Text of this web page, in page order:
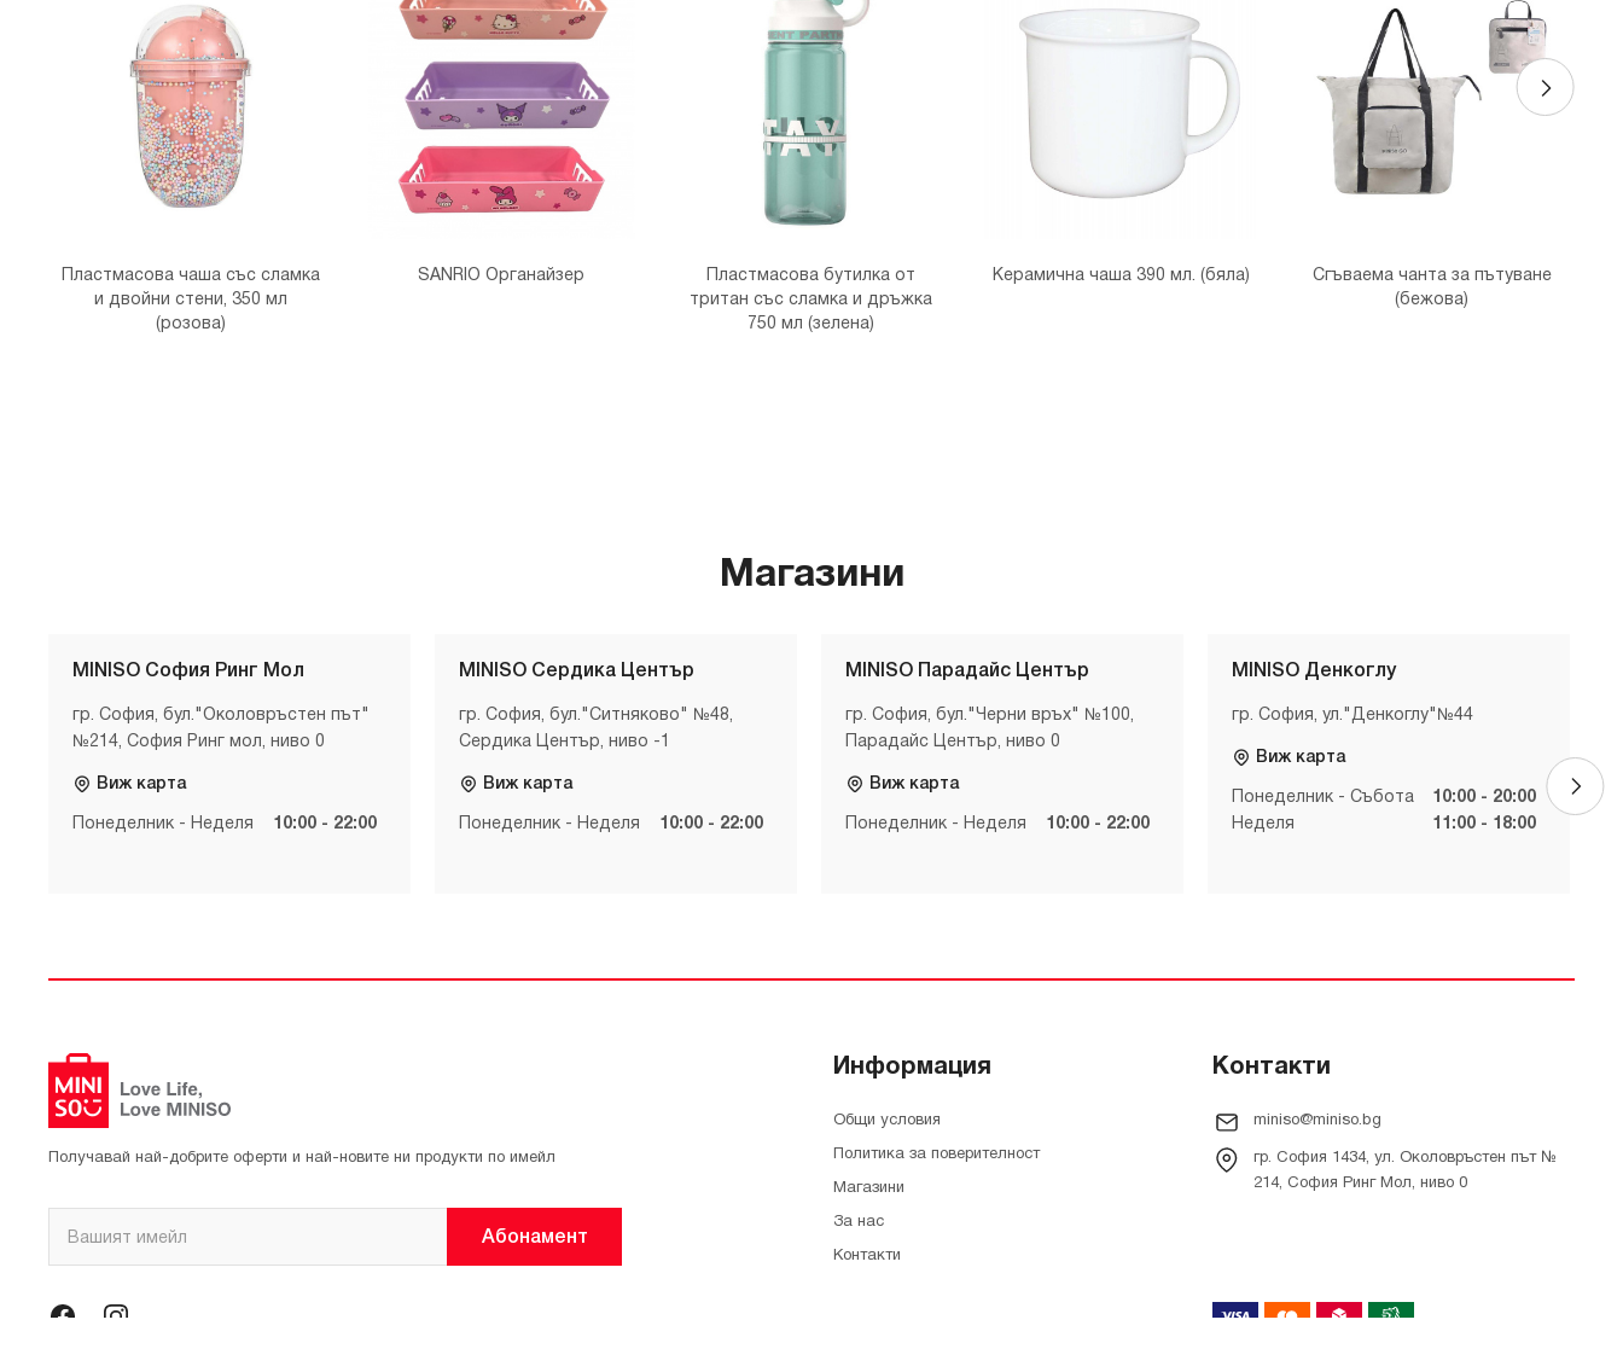
Пластмасова чаша със сламка
и двойни стени, 350 мл
(розова)
SANRIO Органайзер
Пластмасова бутилка от
тритан със сламка и дръжка
750 мл (зелена)
Керамична чаша 390 мл. (бяла)
Сгъваема чанта за пътуване
(бежова)
Магазини
MINISO София Ринг Мол
гр. София, бул."Околовръстен път"
№214, София Ринг мол, ниво 0
Виж карта
Понеделник - Неделя 10:00 - 22:00
MINISO Сердика Център
гр. София, бул."Ситняково" №48,
Сердика Център, ниво -1
Виж карта
Понеделник - Неделя 10:00 - 22:00
MINISO Парадайс Център
гр. София, бул."Черни връх" №100,
Парадайс Център, ниво 0
Виж карта
Понеделник - Неделя 10:00 - 22:00
MINISO Денкоглу
гр. София, ул."Денкоглу"№44
Виж карта
Понеделник - Събота
10:00 - 20:00
Неделя
11:00 - 18:00
Получавай най-добрите оферти и най-новите ни продукти по имейл
Абонамент
Информация
Общи условия
Политика за поверителност
Магазини
За нас
Контакти
Контакти
miniso@miniso.bg
гр. София 1434, ул. Околовръстен път №
214, София Ринг Мол, ниво 0